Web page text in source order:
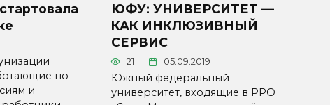
по
и
ЮФУ: УНИВЕРСИТЕТ —
КАК ИНКЛЮЗИВНЫЙ
СЕРВИС
21 05.09.2019
Южный федеральный
университет, входящие в РРО